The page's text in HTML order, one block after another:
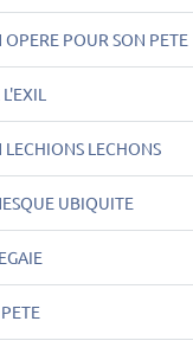
POUR SON PETE
LECHONS
UBIQUITE